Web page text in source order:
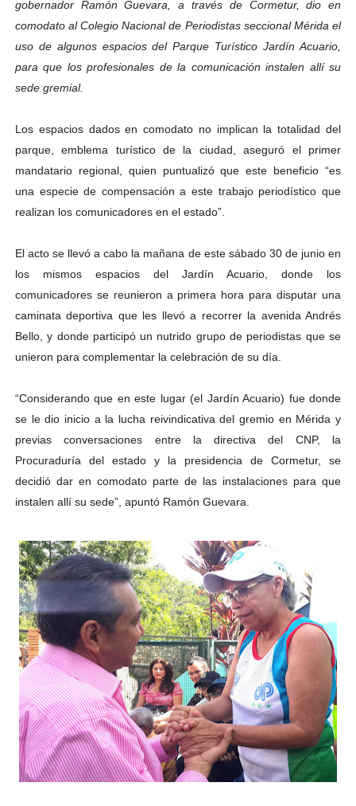
Dictan MasterClass en el marco del Encuentro LAGO
Campo Elías avanza con plan de asfaltado
Encuentro estadal fortalece la coordinación de
Gobernador Arnaldo Sánchez apadrina a más de 993
Plan Quirúrgico Regional llega a Pueblo Llano con la
gobernador Ramón Guevara, a través de Cormetur, dio en
comodato al Colegio Nacional de Periodistas seccional Mérida el
uso de algunos espacios del Parque Turístico Jardín Acuario,
para que los profesionales de la comunicación instalen allí su
sede gremial.
Los espacios dados en comodato no implican la totalidad del
parque, emblema turístico de la ciudad, aseguró el primer
mandatario regional, quien puntualizó que este beneficio “es
una especie de compensación a este trabajo periodístico que
realizan los comunicadores en el estado”.
El acto se llevó a cabo la mañana de este sábado 30 de junio en
los mismos espacios del Jardín Acuario, donde los
comunicadores se reunieron a primera hora para disputar una
caminata deportiva que les llevó a recorrer la avenida Andrés
Bello, y donde participó un nutrido grupo de periodistas que se
unieron para complementar la celebración de su día.
“Considerando que en este lugar (el Jardín Acuario) fue donde
se le dio inicio a la lucha reivindicativa del gremio en Mérida y
previas conversaciones entre la directiva del CNP, la
Procuraduría del estado y la presidencia de Cormetur, se
decidió dar en comodato parte de las instalaciones para que
instalen allí su sede”, apuntó Ramón Guevara.